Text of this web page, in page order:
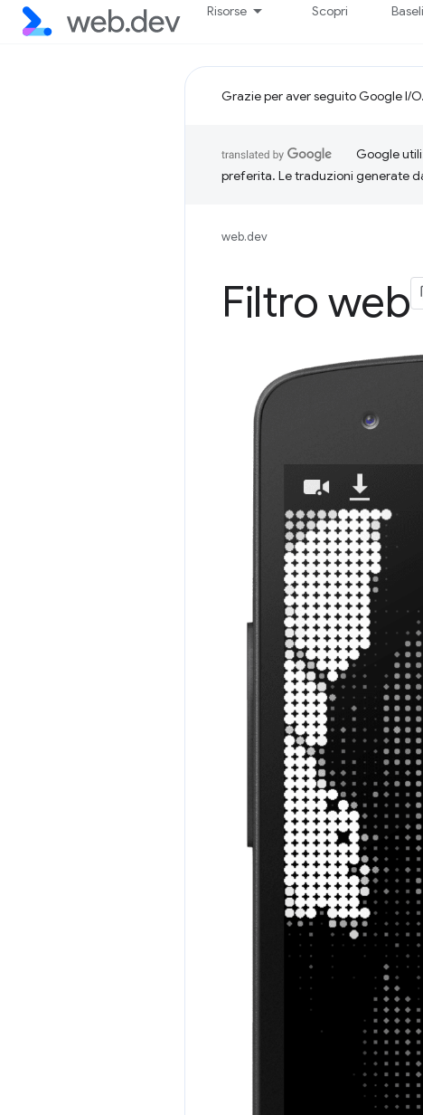
Risorse Scopri
Grazie per aver seguito Google I/O.
Google
preferita. Le traduzioni generate
web.dev
Filtro web